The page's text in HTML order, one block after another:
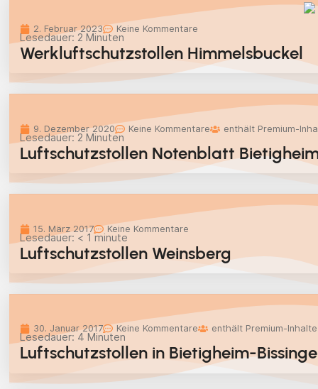
2. Februar 2023 Keine Kommentare
Lesedauer: 2 Minuten
Werkluftschutzstollen Himmelsbuckel
9. Dezember 2020 Keine Kommentare enthält Premium-
Lesedauer: 2 Minuten
Luftschutzstollen Notenblatt
15. März 2017 Keine Kommentare
Lesedauer: < 1 minute
Luftschutzstollen Weinsberg
30. Januar 2017 Keine Kommentare enthält Premium-Inhalte
Lesedauer: 4 Minuten
Luftschutzstollen in Bietigheim-